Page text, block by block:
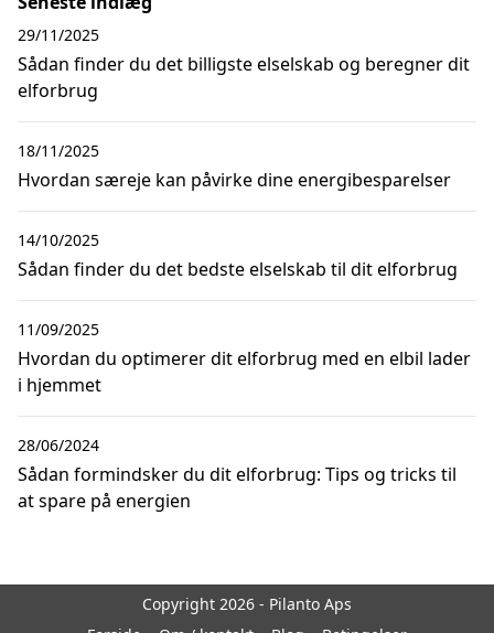
Sådan finder du det billigste elselskab og beregner dit
elforbrug
29/11/2025
Hvordan særeje kan påvirke dine energibesparelser
18/11/2025
Sådan finder du det bedste elselskab til dit elforbrug
14/10/2025
Hvordan du optimerer dit elforbrug med en elbil lader
i hjemmet
11/09/2025
Sådan formindsker du dit elforbrug: Tips og tricks til
at spare på energien
28/06/2024
Copyright 2026 - Pilanto Aps